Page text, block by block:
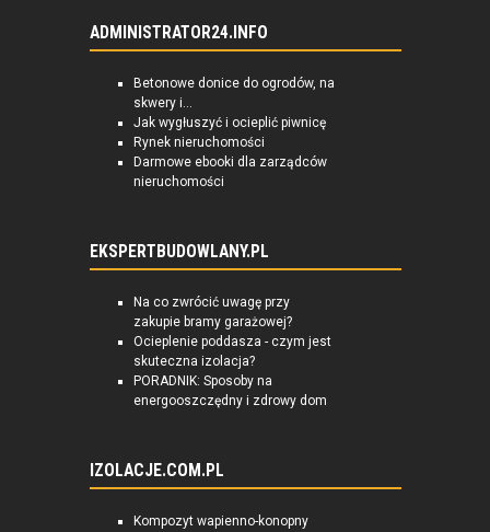
ADMINISTRATOR24.INFO
Betonowe donice do ogrodów, na
skwery i...
Jak wygłuszyć i ocieplić piwnicę
Rynek nieruchomości
Darmowe ebooki dla zarządców
nieruchomości
EKSPERTBUDOWLANY.PL
Na co zwrócić uwagę przy
zakupie bramy garażowej?
Ocieplenie poddasza - czym jest
skuteczna izolacja?
PORADNIK: Sposoby na
energooszczędny i zdrowy dom
IZOLACJE.COM.PL
Kompozyt wapienno-konopny